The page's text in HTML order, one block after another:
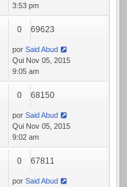
3:53 pm
0 69623
por Said Abud
Qui Nov 05, 2015
9:05 am
0 68150
por Said Abud
Qui Nov 05, 2015
9:02 am
0 67811
por Said Abud